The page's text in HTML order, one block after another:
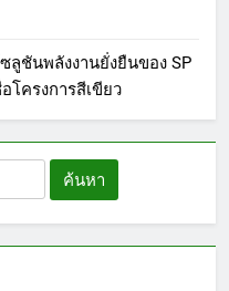
ลูชันพลังงานยั่งยืนของ SP
โครงการสีเขียว